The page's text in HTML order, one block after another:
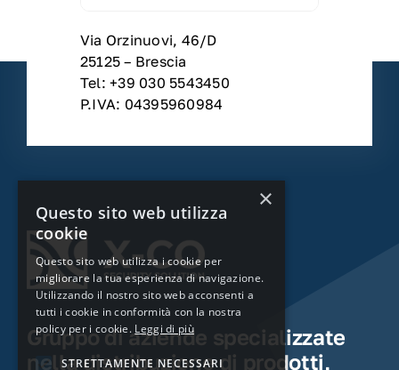
Via Orzinuovi, 46/D
25125 – Brescia
Tel: +39 030 5543450
P.IVA: 04395960984
Gruppo di aziende specializzate
nella distribuzione di prodotti,
×
Questo sito web utilizza
cookie
Questo sito web utilizza i cookie per
migliorare la tua esperienza di navigazione.
Utilizzando il nostro sito web acconsenti a
tutti i cookie in conformità con la nostra
policy per i cookie. Leggi di più
STRETTAMENTE NECESSARI